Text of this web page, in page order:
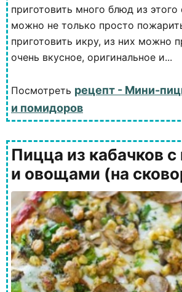
приготовить много блюд из
можно не только просто
приготовить икру, из них можно
очень вкусное, оригинальное и...
Посмотреть рецепт - Мини-
и помидоров
Пицца из кабачков
и овощами (на